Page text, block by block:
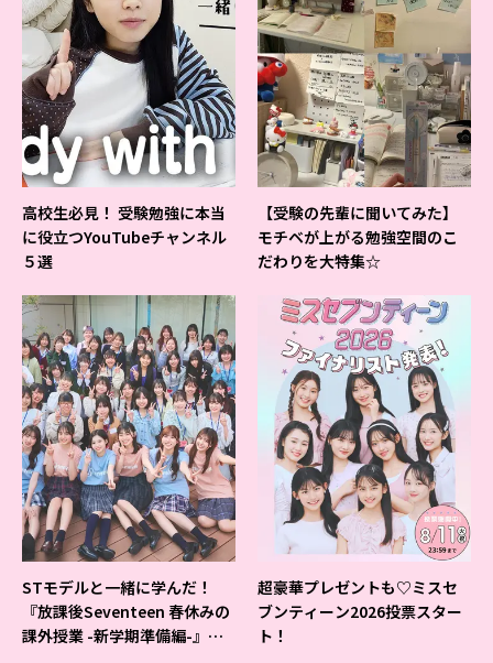
高校生必見！ 受験勉強に本当
に役立つYouTubeチャンネル
５選
【受験の先輩に聞いてみた】
モチベが上がる勉強空間のこ
だわりを大特集☆
STモデルと一緒に学んだ！
『放課後Seventeen 春休みの
課外授業 -新学期準備編-』イ
超豪華プレゼントも♡ミスセ
ブンティーン2026投票スター
ト！